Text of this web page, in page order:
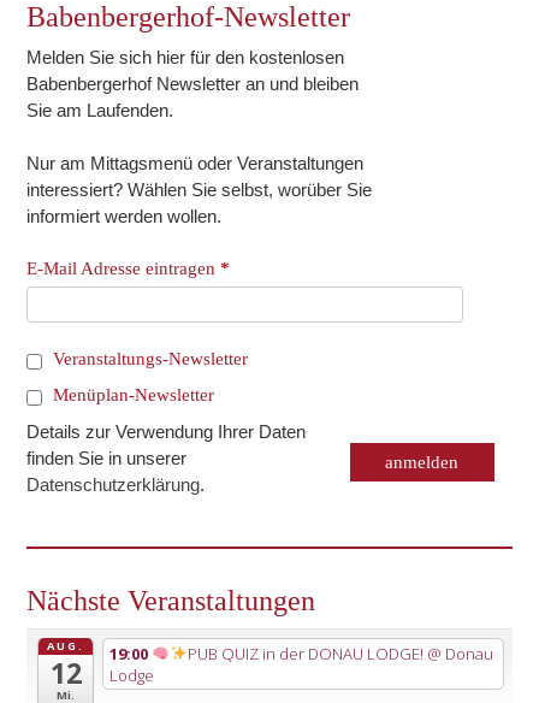
Babenbergerhof-Newsletter
Melden Sie sich hier für den kostenlosen
Babenbergerhof Newsletter an und bleiben
Sie am Laufenden.
Nur am Mittagsmenü oder Veranstaltungen
interessiert? Wählen Sie selbst, worüber Sie
informiert werden wollen.
E-Mail Adresse eintragen*
Veranstaltungs-Newsletter
Menüplan-Newsletter
Details zur Verwendung Ihrer Daten
finden Sie in unserer
Datenschutzerklärung.
Nächste Veranstaltungen
AUG.
12
Mi.
19:00 PUB QUIZ in der DONAU LODGE! @ Donau
Lodge